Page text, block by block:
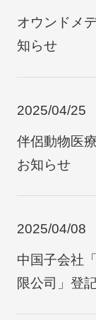
オウンドメ
知らせ
2025/04/25
伴侶動物医
お知らせ
2025/04/08
中国子会社
限公司」登